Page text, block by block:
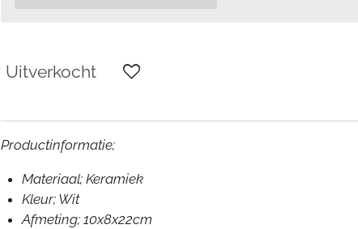
Uitverkocht
Productinformatie;
Materiaal; Keramiek
Kleur; Wit
Afmeting; 10x8x22cm